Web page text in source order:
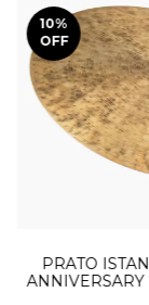
10%
OFF
PRATO
ANNIVERSARY